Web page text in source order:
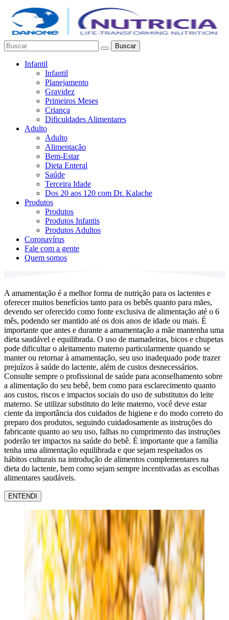
Buscar
Infantil
Infantil
Planejamento
Gravidez
Primeiros Meses
Criança
Dificuldades Alimentares
Adulto
Adulto
Alimentação
Bem-Estar
Dieta Enteral
Saúde
Terceira Idade
Dos 20 aos 120 com Dr. Kalache
Produtos
Produtos
Produtos Infantis
Produtos Adultos
Coronavírus
Fale com a gente
Quem somos
A amamentação é a melhor forma de nutrição para os lactentes e
oferecer muitos benefícios tanto para os bebês quanto para mães,
devendo ser oferecido como fonte exclusiva de alimentação até o 6
mês, podendo ser mantido até os dois anos de idade ou mais. É
importante que antes e durante a amamentação a mãe mantenha uma
dieta saudável e equilibrada. O uso de mamadeiras, bicos e chupetas
pode dificultar o aleitamento materno particularmente quando se
manter ou retornar à amamentação, seu uso inadequado pode trazer
prejuízos à saúde do lactente, além de custos desnecessários.
Consulte sempre o profissional de saúde para aconselhamento sobre
a alimentação do seu bebê, bem como para esclarecimento quanto
aos custos, riscos e impactos sociais do uso de substitutos do leite
materno. Se utilizar substituto do leite materno, você deve estar
ciente da importância dos cuidados de higiene e do modo correto do
preparo dos produtos, seguindo cuidadosamente as instruções do
fabricante quanto ao seu uso, falhas no cumprimento das instruções
poderão ter impactos na saúde do bebê. É importante que a família
tenha uma alimentação equilibrada e que sejam respeitados os
hábitos culturais na introdução de alimentos complementares na
dieta do lactente, bem como sejam sempre incentivadas as escolhas
alimentares saudáveis.
ENTENDI